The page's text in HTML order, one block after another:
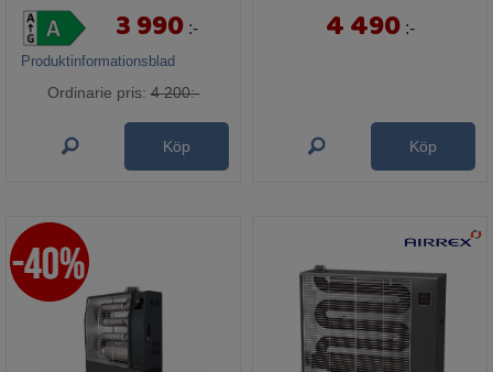
Produktinformationsblad
3 990 :-
Ordinarie pris: 4 200:-
Köp
4 490 :-
Köp